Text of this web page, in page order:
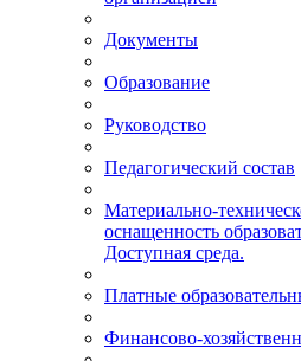
Документы
Образование
Руководство
Педагогический состав
Материально-
оснащенность
Доступная среда.
Платные
Финансово-